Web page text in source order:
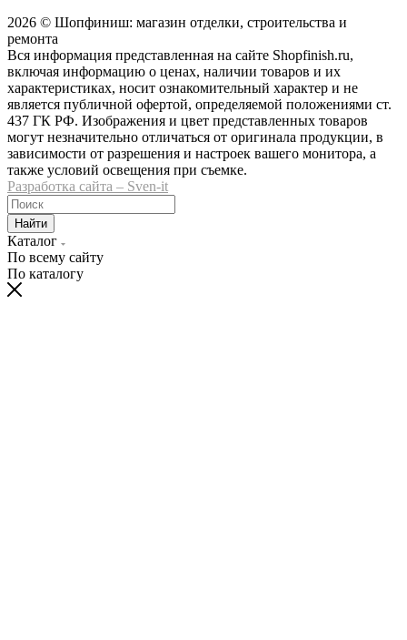
2026 © Шопфиниш: магазин отделки, строительства и
ремонта
Вся информация представленная на сайте Shopfinish.ru,
включая информацию о ценах, наличии товаров и их
характеристиках, носит ознакомительный характер и не
является публичной офертой, определяемой положениями ст.
437 ГК РФ. Изображения и цвет представленных товаров
могут незначительно отличаться от оригинала продукции, в
зависимости от разрешения и настроек вашего монитора, а
также условий освещения при съемке.
Разработка сайта – Sven-it
Найти
Каталог
По всему сайту
По каталогу